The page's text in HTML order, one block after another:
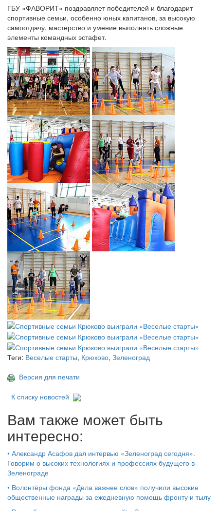
ГБУ «ФАВОРИТ» поздравляет победителей и благодарит
спортивные семьи, особенно юных капитанов, за высокую
самоотдачу, мастерство и умение выполнять сложные
элементы командных эстафет.
Теги: Веселые старты, Крюково, Зеленоград
Версия для печати
К списку новостей
Вам также может быть
интересно:
• Александр Асафов дал интервью «Зеленоград сегодня».
Говорим о высоких технологиях и профессиях будущего в
Зеленограде
• Волонтёры фонда «Дела важнее слов» получили высокие
общественные награды за ежедневную помощь фронту и тылу